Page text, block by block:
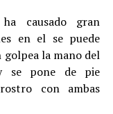
causado gran
en el se puede
la mano del
se pone de pie
con ambas